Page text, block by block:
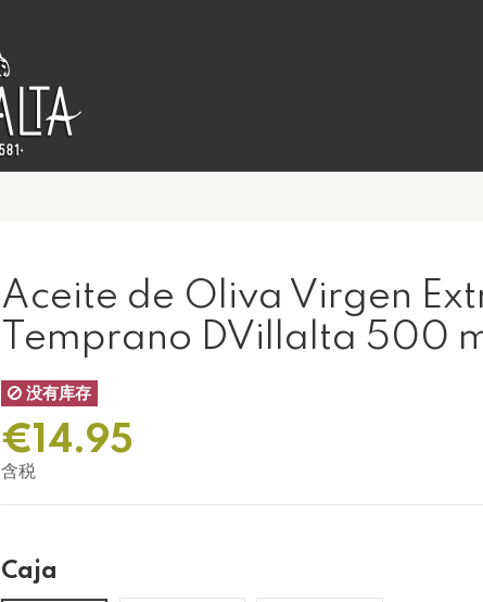
Aceite de Oliva Virgen
Temprano DVillalta 500
没有库存
€14.95
含税
Caja